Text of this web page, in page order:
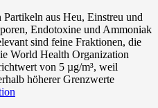
Partikeln aus Heu, Einstreu und
Endotoxine und Ammoniak
sind feine Fraktionen, die
World Health Organization
von 5 µg/m³, weil
höherer Grenzwerte